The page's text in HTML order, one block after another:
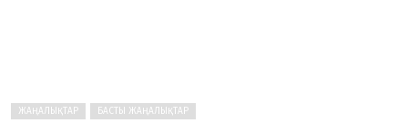
ЖАҢАЛЫҚТАР БАСТЫ ЖАҢАЛЫҚТАР